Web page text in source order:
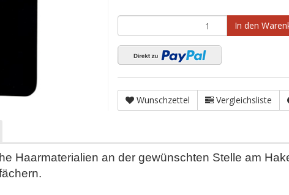
In den
Wunschzettel Vergleichsliste
Haarmaterialien an der gewünschten Stelle am